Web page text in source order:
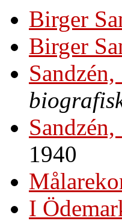
Birger
Birger
1940
I